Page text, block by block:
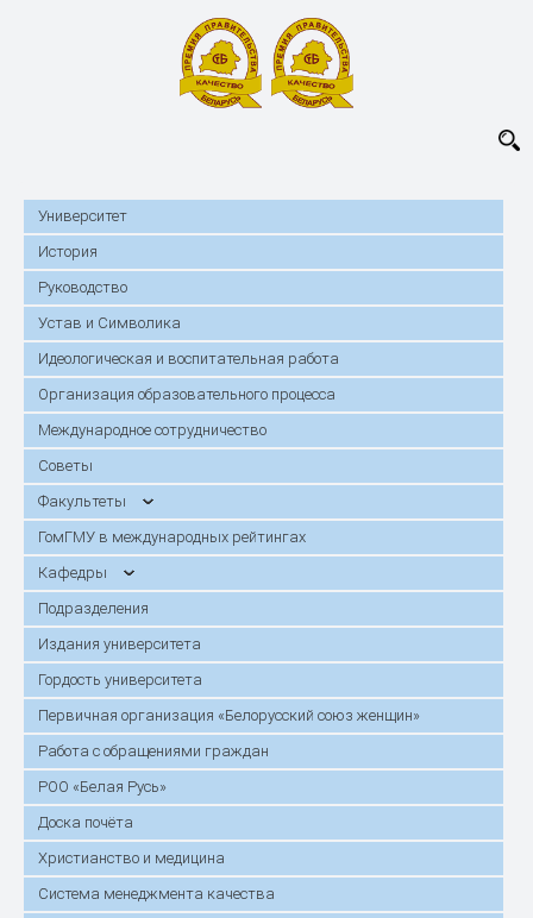
Университет
История
Руководство
Устав и Символика
Идеологическая и воспитательная работа
Организация образовательного процесса
Международное сотрудничество
Советы
Факультеты
ГомГМУ в международных рейтингах
Кафедры
Подразделения
Издания университета
Гордость университета
Первичная организация «Белорусский союз женщин»
Работа с обращениями граждан
РОО «Белая Русь»
Доска почёта
Христианство и медицина
Система менеджмента качества